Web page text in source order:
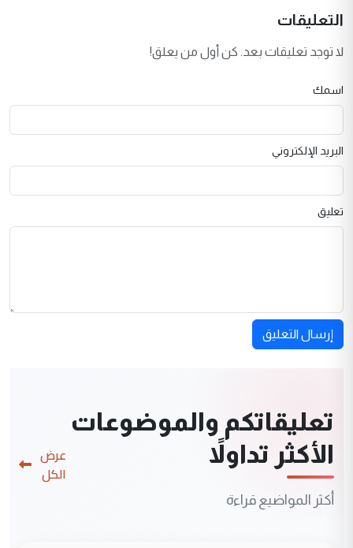
التعليقات
لا توجد تعليقات بعد. كن أول من يعلق!
اسمك
البريد الإلكتروني
تعليق
إرسال التعليق
تعليقاتكم والموضوعات
الأكثر تداولاً
أكثر المواضيع قراءة
عرض
الكل